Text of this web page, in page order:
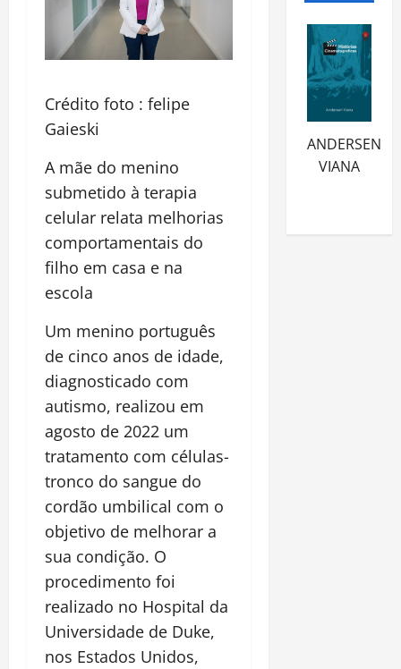
Crédito foto : felipe
Gaieski
A mãe do menino
submetido à terapia
celular relata melhorias
comportamentais do
filho em casa e na
escola
Um menino português
de cinco anos de idade,
diagnosticado com
autismo, realizou em
agosto de 2022 um
tratamento com células-
tronco do sangue do
cordão umbilical com o
objetivo de melhorar a
sua condição. O
procedimento foi
realizado no Hospital da
Universidade de Duke,
nos Estados Unidos,
ANDERSEN
VIANA